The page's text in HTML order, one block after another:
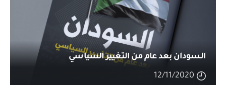
السودان بعد عام من التغيير السياسي
12/11/2020